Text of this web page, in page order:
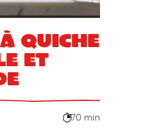
quiche
et
70 min